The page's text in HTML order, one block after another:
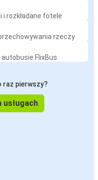
rozkładane fotele
rzeczy
FlixBus
raz pierwszy?
usługach